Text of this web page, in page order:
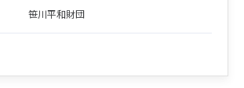
笹川平和財団